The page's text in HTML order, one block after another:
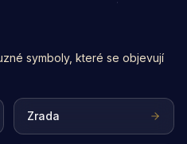
symboly, které se objevují
Zrada